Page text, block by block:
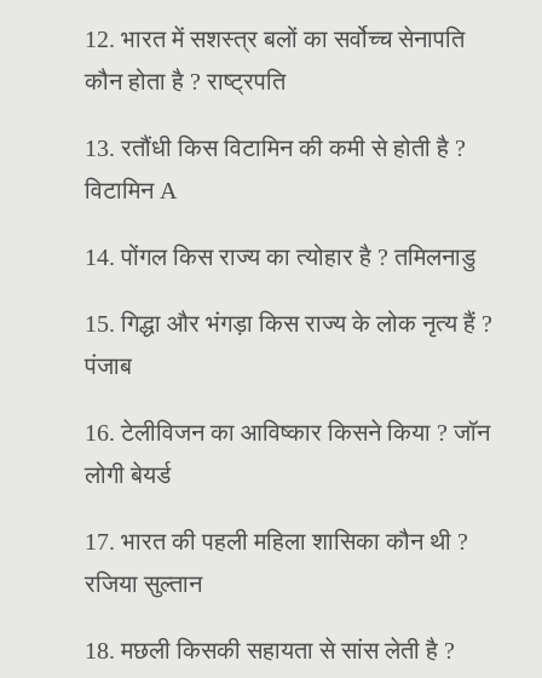
12. भारत में सशस्त्र बलों का सर्वोच्च सेनापति
कौन होता है ? राष्ट्रपति
13. रतौंधी किस विटामिन की कमी से होती है ?
विटामिन A
14. पोंगल किस राज्य का त्योहार है ? तमिलनाडु
15. गिद्धा और भंगड़ा किस राज्य के लोक नृत्य हैं ?
पंजाब
16. टेलीविजन का आविष्कार किसने किया ? जॉन
लोगी बेयर्ड
17. भारत की पहली महिला शासिका कौन थी ?
रजिया सुल्तान
18. मछली किसकी सहायता से सांस लेती है ?